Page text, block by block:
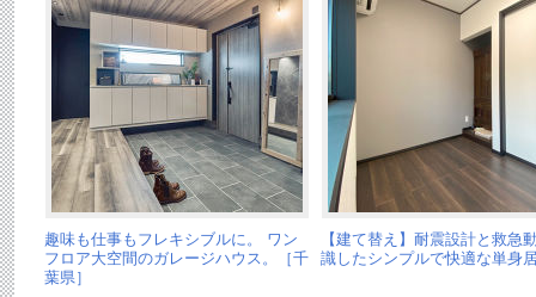
趣味も仕事もフレキシブルに。 ワン
フロア大空間のガレージハウス。［千
葉県］
【建て替え】耐震設計と救急
識したシンプルで快適な単身